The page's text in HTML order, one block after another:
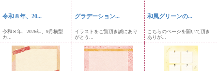
令和８年、20...
令和８年、2026年、9月横型
カ...
グラデーション...
イラストをご覧頂き誠にあり
がとう...
和風グリーンの...
こちらのページを開いて頂き
ありが...